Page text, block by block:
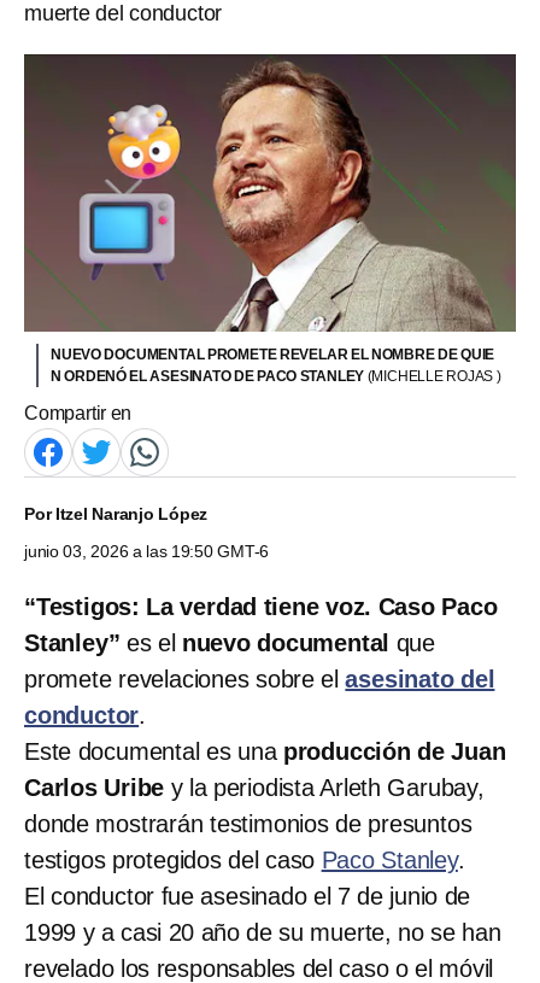
muerte del conductor
NUEVO DOCUMENTAL PROMETE REVELAR EL NOMBRE DE QUIE
N ORDENÓ EL ASESINATO DE PACO STANLEY (MICHELLE ROJAS )
Compartir en
PorItzel Naranjo López
junio 03, 2026 a las 19:50 GMT-6
“Testigos: La verdad tiene voz. Caso Paco
Stanley” es el nuevo documental que
promete revelaciones sobre elasesinato del
conductor.
Este documental es una producción de Juan
Carlos Uribe y la periodista Arleth Garubay,
donde mostrarán testimonios de presuntos
testigos protegidos del caso Paco Stanley.
El conductor fue asesinado el 7 de junio de
1999 y a casi 20 año de su muerte, no se han
revelado los responsables del caso o el móvil